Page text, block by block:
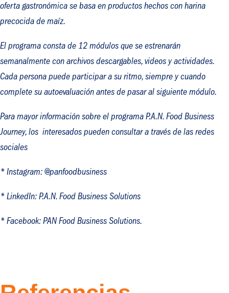
oferta gastronómica se basa en productos hechos con harina
precocida de maíz.
El programa consta de 12 módulos que se estrenarán
semanalmente con archivos descargables, videos y actividades.
Cada persona puede participar a su ritmo, siempre y cuando
complete su autoevaluación antes de pasar al siguiente módulo.
Para mayor información sobre el programa P.A.N. Food Business
Journey, los interesados pueden consultar a través de las redes
sociales
* Instagram: @panfoodbusiness
* LinkedIn: P.A.N. Food Business Solutions
* Facebook: PAN Food Business Solutions.